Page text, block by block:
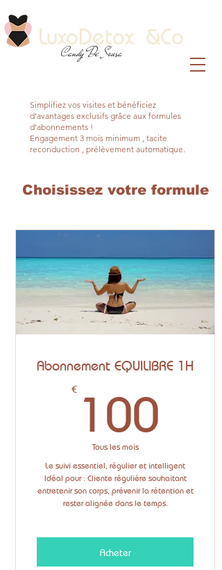
Candy De Sousa
LuxoDetox &Co
Simplifiez vos visites et bénéficiez
d'avantages exclusifs grâce aux formules
d'abonnements !
Engagement 3 mois minimum , tacite
reconduction , prélèvement automatique.
Choisissez votre formule
Abonnement EQUILIBRE 1H
€ 100
Tous les mois
Le suivi essentiel, régulier et intelligent
Idéal pour : Cliente régulière souhaitant
entretenir son corps, prévenir la rétention et
rester alignée dans le temps.
Acheter